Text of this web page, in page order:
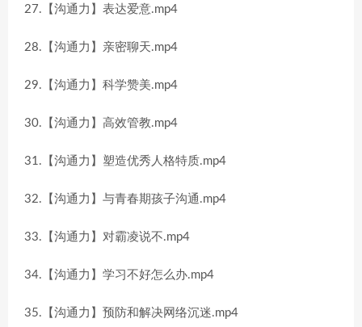
27.【沟通力】表达爱意.mp4
28.【沟通力】亲密聊天.mp4
29.【沟通力】科学赞美.mp4
30.【沟通力】高效管教.mp4
31.【沟通力】塑造优秀人格特质.mp4
32.【沟通力】与青春期孩子沟通.mp4
33.【沟通力】对霸凌说不.mp4
34.【沟通力】学习不好怎么办.mp4
35.【沟通力】预防和解决网络沉迷.mp4